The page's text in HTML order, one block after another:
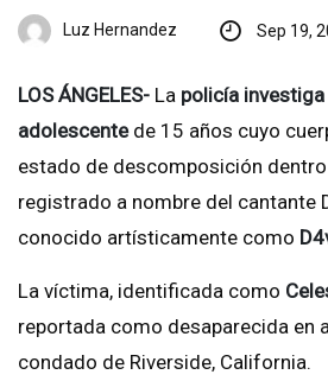
Luz Hernandez Sep 19,
LOS ÁNGELES- La policía investiga
adolescentede 15 años cuyo
estado de descomposición
registrado a nombre del cantante
conocido artísticamente como
La víctima, identificada como
reportada como desaparecida en
condado de Riverside, California.